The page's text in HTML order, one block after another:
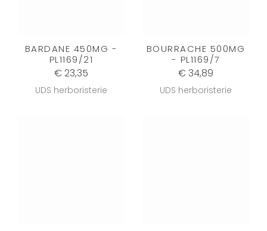
BARDANE 450MG -
PL1169/21
€ 23,35
UDS herboristerie
BOURRACHE 500MG
- PL1169/7
€ 34,89
UDS herboristerie